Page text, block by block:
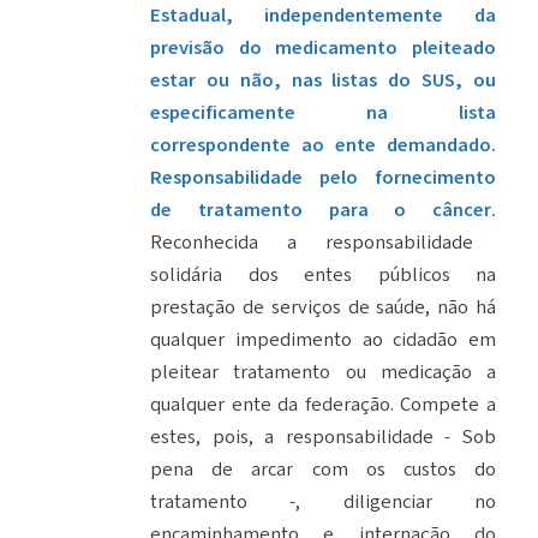
Estadual, independentemente da
previsão do medicamento pleiteado
estar ou não, nas listas do SUS, ou
especificamente na lista
correspondente ao ente demandado.
Responsabilidade pelo fornecimento
de tratamento para o câncer.
Reconhecida a responsabilidade
solidária dos entes públicos na
prestação de serviços de saúde, não há
qualquer impedimento ao cidadão em
pleitear tratamento ou medicação a
qualquer ente da federação. Compete a
estes, pois, a responsabilidade - Sob
pena de arcar com os custos do
tratamento -, diligenciar no